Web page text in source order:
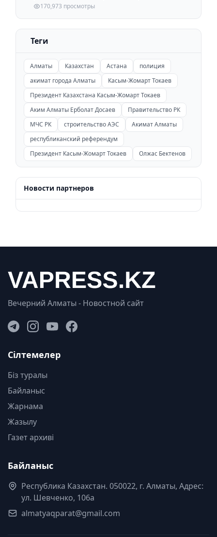
170,973 просмотры
Теги
Алматы Казахстан Астана
полиция
акимат города Алматы
Касым-Жомарт Токаев
Президент Казахстана Касым-Жомарт Токаев
Аким Алматы Ерболат Досаев
Правительство РК
МЧС РК
строительство АЭС
Акимат Алматы
республиканский референдум
Президент Касым-Жомарт Токаев
Олжас Бектенов
Новости партнеров
Вечерний Алматы - Новостной сайт
Сілтемелер
Біз туралы
Байланыс
Жарнама
Жазылу
Газет архиві
Байланыс
Республика Казахстан. 050022, г. Алматы, Адрес:
ул. Шевченко, 106а
almatyaqparat@gmail.com